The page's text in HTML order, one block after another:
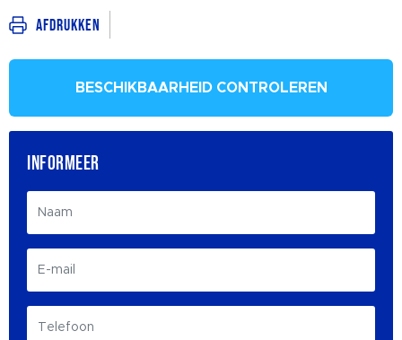
Afdrukken
BESCHIKBAARHEID CONTROLEREN
INFORMEER